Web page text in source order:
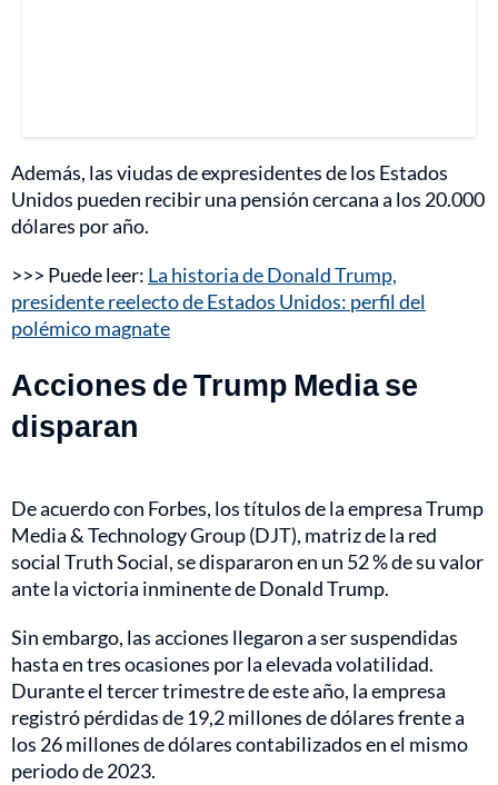
Además, las viudas de expresidentes de los Estados
Unidos pueden recibir una pensión cercana a los 20.000
dólares por año.
>>> Puede leer: La historia de Donald Trump,
presidente reelecto de Estados Unidos: perfil del
polémico magnate
Acciones de Trump Media se
disparan
De acuerdo con Forbes, los títulos de la empresa Trump
Media & Technology Group (DJT), matriz de la red
social Truth Social, se dispararon en un 52 % de su valor
ante la victoria inminente de Donald Trump.
Sin embargo, las acciones llegaron a ser suspendidas
hasta en tres ocasiones por la elevada volatilidad.
Durante el tercer trimestre de este año, la empresa
registró pérdidas de 19,2 millones de dólares frente a
los 26 millones de dólares contabilizados en el mismo
periodo de 2023.